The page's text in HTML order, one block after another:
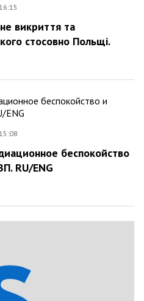
викриття та
стосовно Польщі.
беспокойство
RU/ENG